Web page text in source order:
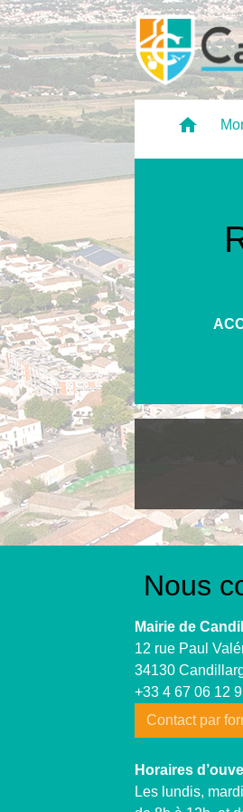
home
Nous
Mairie de
12 rue Paul
34130
+33 4 67 06 12
Contact par
Horaires
Les lundis,